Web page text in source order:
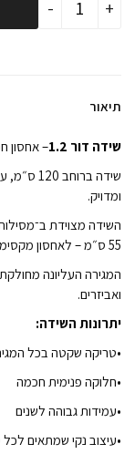
-
חדר
טבעי
+
תיאור
שידה דור 1.2
– אחסון
ומדויק.
השידה מצוידת
55 ס״מ – לאחסון מקסימלי ונוח.
ואביזרים.
יתרונות השידה:
•טריקה שקטה בכל
•חלוקה פנימית חכמה
•עמידות גבוהה לשנים
•עיצוב נקי שמתאים לכל